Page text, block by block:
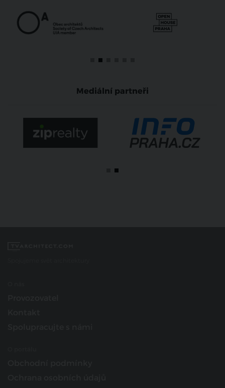
Mediální partneři